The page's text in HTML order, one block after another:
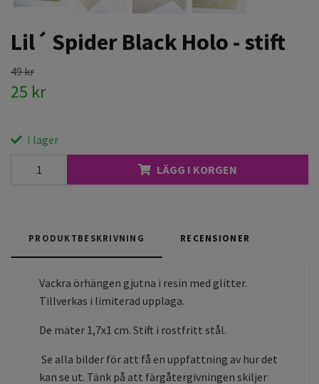
Lil´ Spider Black Holo - stift
49 kr
25 kr
I lager
LÄGG I KORGEN
PRODUKTBESKRIVNING RECENSIONER
Vackra örhängen gjutna i resin med glitter.
Tillverkas i limiterad upplaga.
De mäter 1,7x1 cm. Stift i rostfritt stål.
Se alla bilder för att få en uppfattning av hur det
kan se ut. Tänk på att färgåtergivningen skiljer